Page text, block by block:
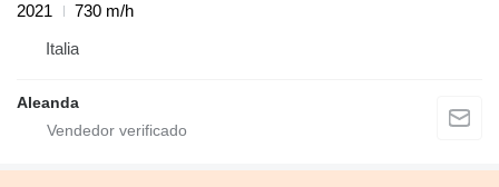
2021
730 m/h
Italia
Aleanda